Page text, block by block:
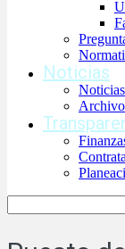
Noticias
Noticias